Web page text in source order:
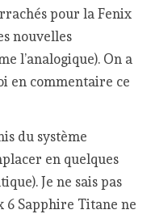
pour la Fenix
nouvelles
l’analogique). On a
en commentaire ce
du système
en quelques
Je ne sais pas
6 Sapphire Titane ne